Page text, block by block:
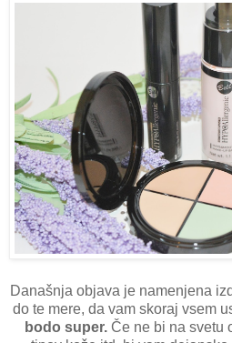
Današnja objava je namenjena
do te mere, da vam skoraj vsem
bodo super. Če ne bi na svetu